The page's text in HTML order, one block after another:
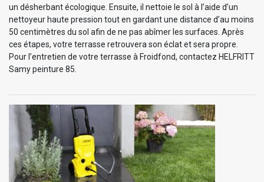
un désherbant écologique. Ensuite, il nettoie le sol à l’aide d’un
nettoyeur haute pression tout en gardant une distance d’au moins
50 centimètres du sol afin de ne pas abîmer les surfaces. Après
ces étapes, votre terrasse retrouvera son éclat et sera propre.
Pour l’entretien de votre terrasse à Froidfond, contactez HELFRITT
Samy peinture 85.